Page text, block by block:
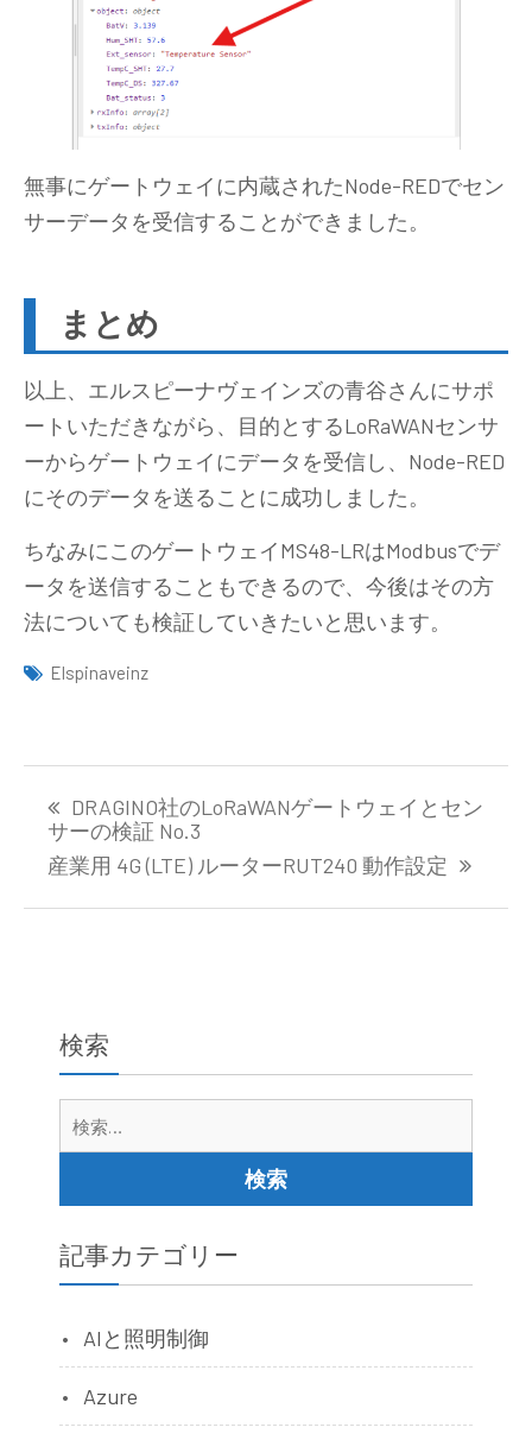
無事にゲートウェイに内蔵されたNode-REDでセン
サーデータを受信することができました。
まとめ
以上、エルスピーナヴェインズの青谷さんにサポ
ートいただきながら、目的とするLoRaWANセンサ
ーからゲートウェイにデータを受信し、Node-RED
にそのデータを送ることに成功しました。
ちなみにこのゲートウェイMS48-LRはModbusでデ
ータを送信することもできるので、今後はその方
法についても検証していきたいと思います。
Elspinaveinz
ゲ
DRAGINO社のLoRaWANゲートウェイとセン
サーの検証 No.3
産業用 4G (LTE) ルーターRUT240 動作設定
検索
記事カテゴリー
AIと照明制御
Azure